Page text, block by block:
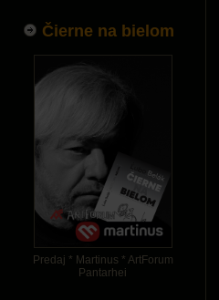
Čierne na bielom
Predaj * Martinus * ArtForum
Pantarhei